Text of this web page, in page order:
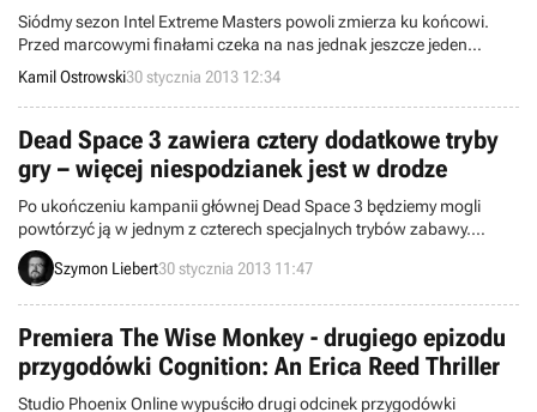
Siódmy sezon Intel Extreme Masters powoli zmierza ku końcowi.
Przed marcowymi finałami czeka na nas jednak jeszcze jeden
przystanek kwalifikacyjny - w Brazylii. Spotkają się tam wyłącznie
gracze w League of Legends, w tym dwie polskie ekipy.
Kamil Ostrowski30 stycznia 2013 12:34
Dead Space 3 zawiera cztery dodatkowe tryby
gry – więcej niespodzianek jest w drodze
Po ukończeniu kampanii głównej Dead Space 3 będziemy mogli
powtórzyć ją w jednym z czterech specjalnych trybów zabawy.
Studio Visceral Games szykuje też dodatkową opowieść, która
podobno będzie „niepokojąca”.
Szymon Liebert30 stycznia 2013 11:47
Premiera The Wise Monkey - drugiego epizodu
przygodówki Cognition: An Erica Reed Thriller
Studio Phoenix Online wypuściło drugi odcinek przygodówki